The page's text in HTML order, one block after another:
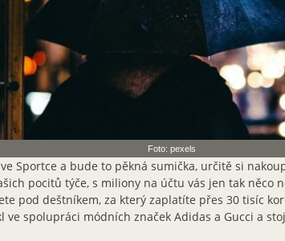
Foto: pexels
Sportce a bude to pěkná sumička, určitě si
pocitů týče, s miliony na účtu vás jen tak něco
pod deštníkem, za který zaplatíte přes 30 tisíc
ve spolupráci módních značek Adidas a Gucci a